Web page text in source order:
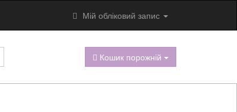
Мій обліковий запис
Кошик порожній